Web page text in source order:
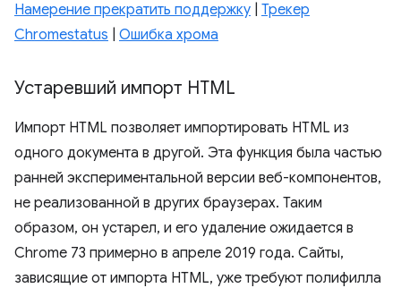
Намерение прекратить поддержку Трекер
Chromestatus
Ошибка хрома
Устаревший импорт HTML
Импорт HTML позволяет импортировать HTML из
одного документа в другой. Эта функция была частью
ранней экспериментальной версии веб-компонентов,
не реализованной в других браузерах. Таким
образом, он устарел, и его удаление ожидается в
Chrome 73 примерно в апреле 2019 года. Сайты,
зависящие от импорта HTML, уже требуют полифилла